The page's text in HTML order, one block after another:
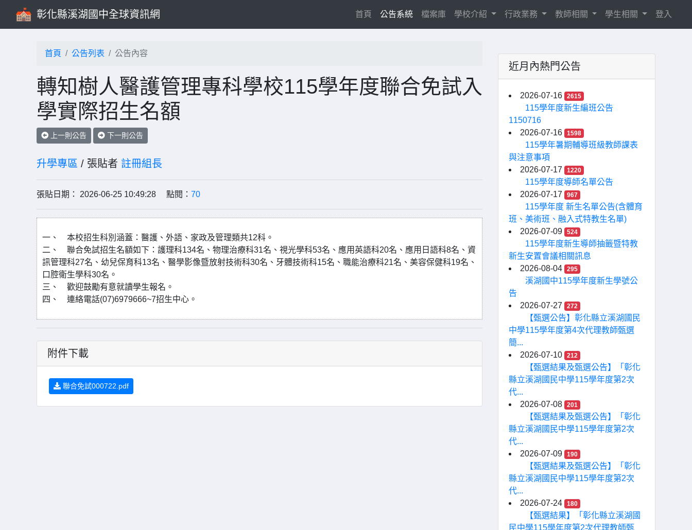
彰化縣溪湖國中全球資訊網 首頁 (current)
公告系統 檔案庫 學校介紹 行政業務 教師相關 學生相關 登入
首頁 公告列表 公告內容
轉知樹人醫護管理專科學校115學年度聯合免試入
學實際招生名額
上一則公告 下一則公告
升學專區 / 張貼者 註冊組長
張貼日期： 2026-06-25 10:49:28 點閱： 70
一、 本校招生科別涵蓋：醫護、外語、家政及管理類共12科。
二、 聯合免試招生名額如下：護理科134名、物理治療科31名、視光學科53名、應用英語科20名、應用日語科8名、資
訊管理科27名、幼兒保育科13名、醫學影像暨放射技術科30名、牙體技術科15名、職能治療科21名、美容保健科19名、
口腔衛生學科30名。
三、 歡迎鼓勵有意就讀學生報名。
四、 連絡電話(07)6979666~7招生中心。
附件下載
聯合免試000722.pdf
近月內熱門公告
2026-07-16 2615
115學年度新生編班公告
1150716
2026-07-16
1598
115學年暑期輔導班級教師課表
與注意事項
2026-07-17
1220
115學年度導師名單公告
2026-07-17
967
115學年度 新生名單公告(含體育
班、美術班、融入式特教生名單)
2026-07-09
524
115學年度新生導師抽籤暨特教
新生安置會議相關訊息
2026-08-04
295
溪湖國中115學年度新生學號公
告
2026-07-27
272
【甄選公告】彰化縣立溪湖國民
中學115學年度第4次代理教師甄選
簡...
2026-07-10
212
【甄選結果及甄選公告】「彰化
縣立溪湖國民中學115學年度第2次
代...
2026-07-08
201
【甄選結果及甄選公告】「彰化
縣立溪湖國民中學115學年度第2次
代...
2026-07-09
190
【甄選結果及甄選公告】「彰化
縣立溪湖國民中學115學年度第2次
代...
2026-07-24
180
【甄選結果】「彰化縣立溪湖國
民中學115學年度第2次代理教師甄